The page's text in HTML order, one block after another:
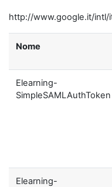
http://www.google.it/
Nome
Elearning-
SimpleSAMLAuthToken
Elearning-